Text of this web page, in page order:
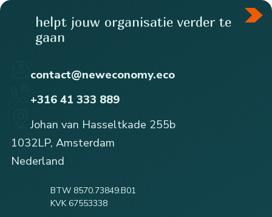
helpt jouw organisatie verder te
gaan
contact@neweconomy.eco
+316 41 333 889
Johan van Hasseltkade 255b
1032LP, Amsterdam
Nederland
BTW 8570.73849.B01
KVK 67553338